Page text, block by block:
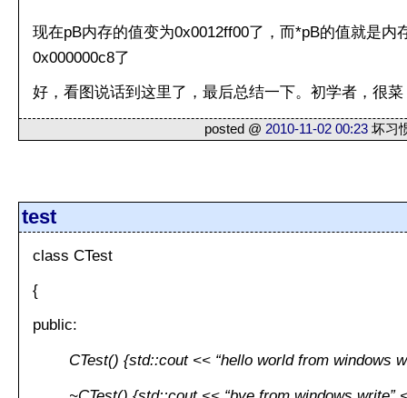
现在pB内存的值变为0x0012ff00了，而*pB的值就是内
0x000000c8了
好，看图说话到这里了，最后总结一下。初学者，很
posted @ 2010-11-02 00:23 坏习
test
class CTest
{
public:
CTest() {std::cout << “hello world from windows